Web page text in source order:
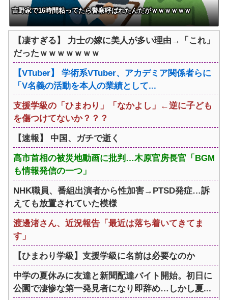
吉野家で16時間粘ってたら警察呼ばれたんだがｗｗｗｗｗｗ
【凄すぎる】 力士の嫁に美人が多い理由→「これ」
だったｗｗｗｗｗｗｗ
【VTuber】 学術系VTuber、アカデミア関係者らに
「V名義の活動を本人の業績として...
支援学級の「ひまわり」「なかよし」←逆に子ども
を傷つけてないか？？？
【速報】 中国、ガチで逝く
高市首相の被災地動画に批判…木原官房長官「BGM
も情報発信の一つ」
NHK職員、番組出演者から性加害→PTSD発症…訴
えても放置されていた模様
渡邊渚さん、近況報告「最近は落ち着いてきてま
す」
【ひまわり学級】支援学級に名前は必要なのか
中学の夏休みに友達と新聞配達バイト開始。初日に
公園で凄惨な第一発見者になり即辞め…しかし夏...